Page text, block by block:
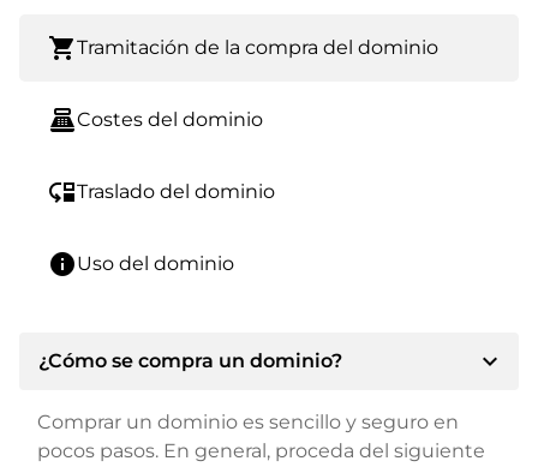
shopping_cartTramitación de la compra del dominio
point_of_saleCostes del dominio
move_downTraslado del dominio
infoUso del dominio
¿Cómo se compra un dominio? expand_more
Comprar un dominio es sencillo y seguro en
pocos pasos. En general, proceda del siguiente